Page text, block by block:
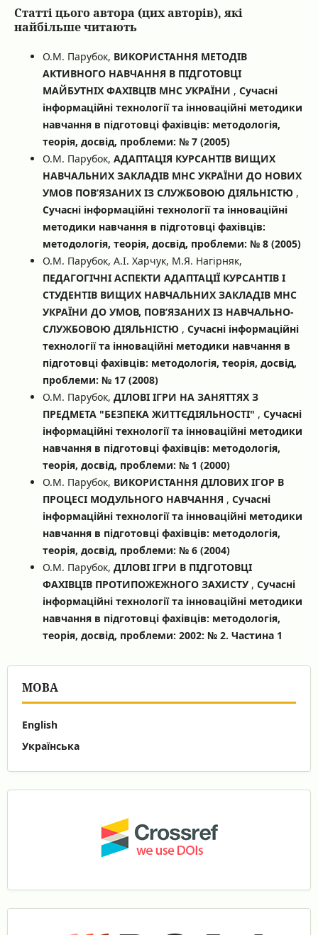
Статті цього автора (цих авторів), які
найбільше читають
О.М. Парубок, ВИКОРИСТАННЯ МЕТОДІВ
АКТИВНОГО НАВЧАННЯ В ПІДГОТОВЦІ
МАЙБУТНІХ ФАХІВЦІВ МНС УКРАЇНИ , Сучасні
інформаційні технології та інноваційні методики
навчання в підготовці фахівців: методологія,
теорія, досвід, проблеми: № 7 (2005)
О.М. Парубок, АДАПТАЦІЯ КУРСАНТІВ ВИЩИХ
НАВЧАЛЬНИХ ЗАКЛАДІВ МНС УКРАЇНИ ДО НОВИХ
УМОВ ПОВ’ЯЗАНИХ ІЗ СЛУЖБОВОЮ ДІЯЛЬНІСТЮ ,
Сучасні інформаційні технології та інноваційні
методики навчання в підготовці фахівців:
методологія, теорія, досвід, проблеми: № 8 (2005)
О.М. Парубок, А.І. Харчук, М.Я. Нагірняк,
ПЕДАГОГІЧНІ АСПЕКТИ АДАПТАЦІЇ КУРСАНТІВ І
СТУДЕНТІВ ВИЩИХ НАВЧАЛЬНИХ ЗАКЛАДІВ МНС
УКРАЇНИ ДО УМОВ, ПОВ’ЯЗАНИХ ІЗ НАВЧАЛЬНО-
СЛУЖБОВОЮ ДІЯЛЬНІСТЮ , Сучасні інформаційні
технології та інноваційні методики навчання в
підготовці фахівців: методологія, теорія, досвід,
проблеми: № 17 (2008)
О.М. Парубок, ДІЛОВІ ІГРИ НА ЗАНЯТТЯХ З
ПРЕДМЕТА "БЕЗПЕКА ЖИТТЄДІЯЛЬНОСТІ" , Сучасні
інформаційні технології та інноваційні методики
навчання в підготовці фахівців: методологія,
теорія, досвід, проблеми: № 1 (2000)
О.М. Парубок, ВИКОРИСТАННЯ ДІЛОВИХ ІГОР В
ПРОЦЕСІ МОДУЛЬНОГО НАВЧАННЯ , Сучасні
інформаційні технології та інноваційні методики
навчання в підготовці фахівців: методологія,
теорія, досвід, проблеми: № 6 (2004)
О.М. Парубок, ДІЛОВІ ІГРИ В ПІДГОТОВЦІ
ФАХІВЦІВ ПРОТИПОЖЕЖНОГО ЗАХИСТУ , Сучасні
інформаційні технології та інноваційні методики
навчання в підготовці фахівців: методологія,
теорія, досвід, проблеми: 2002: № 2. Частина 1
МОВА
English
Українська